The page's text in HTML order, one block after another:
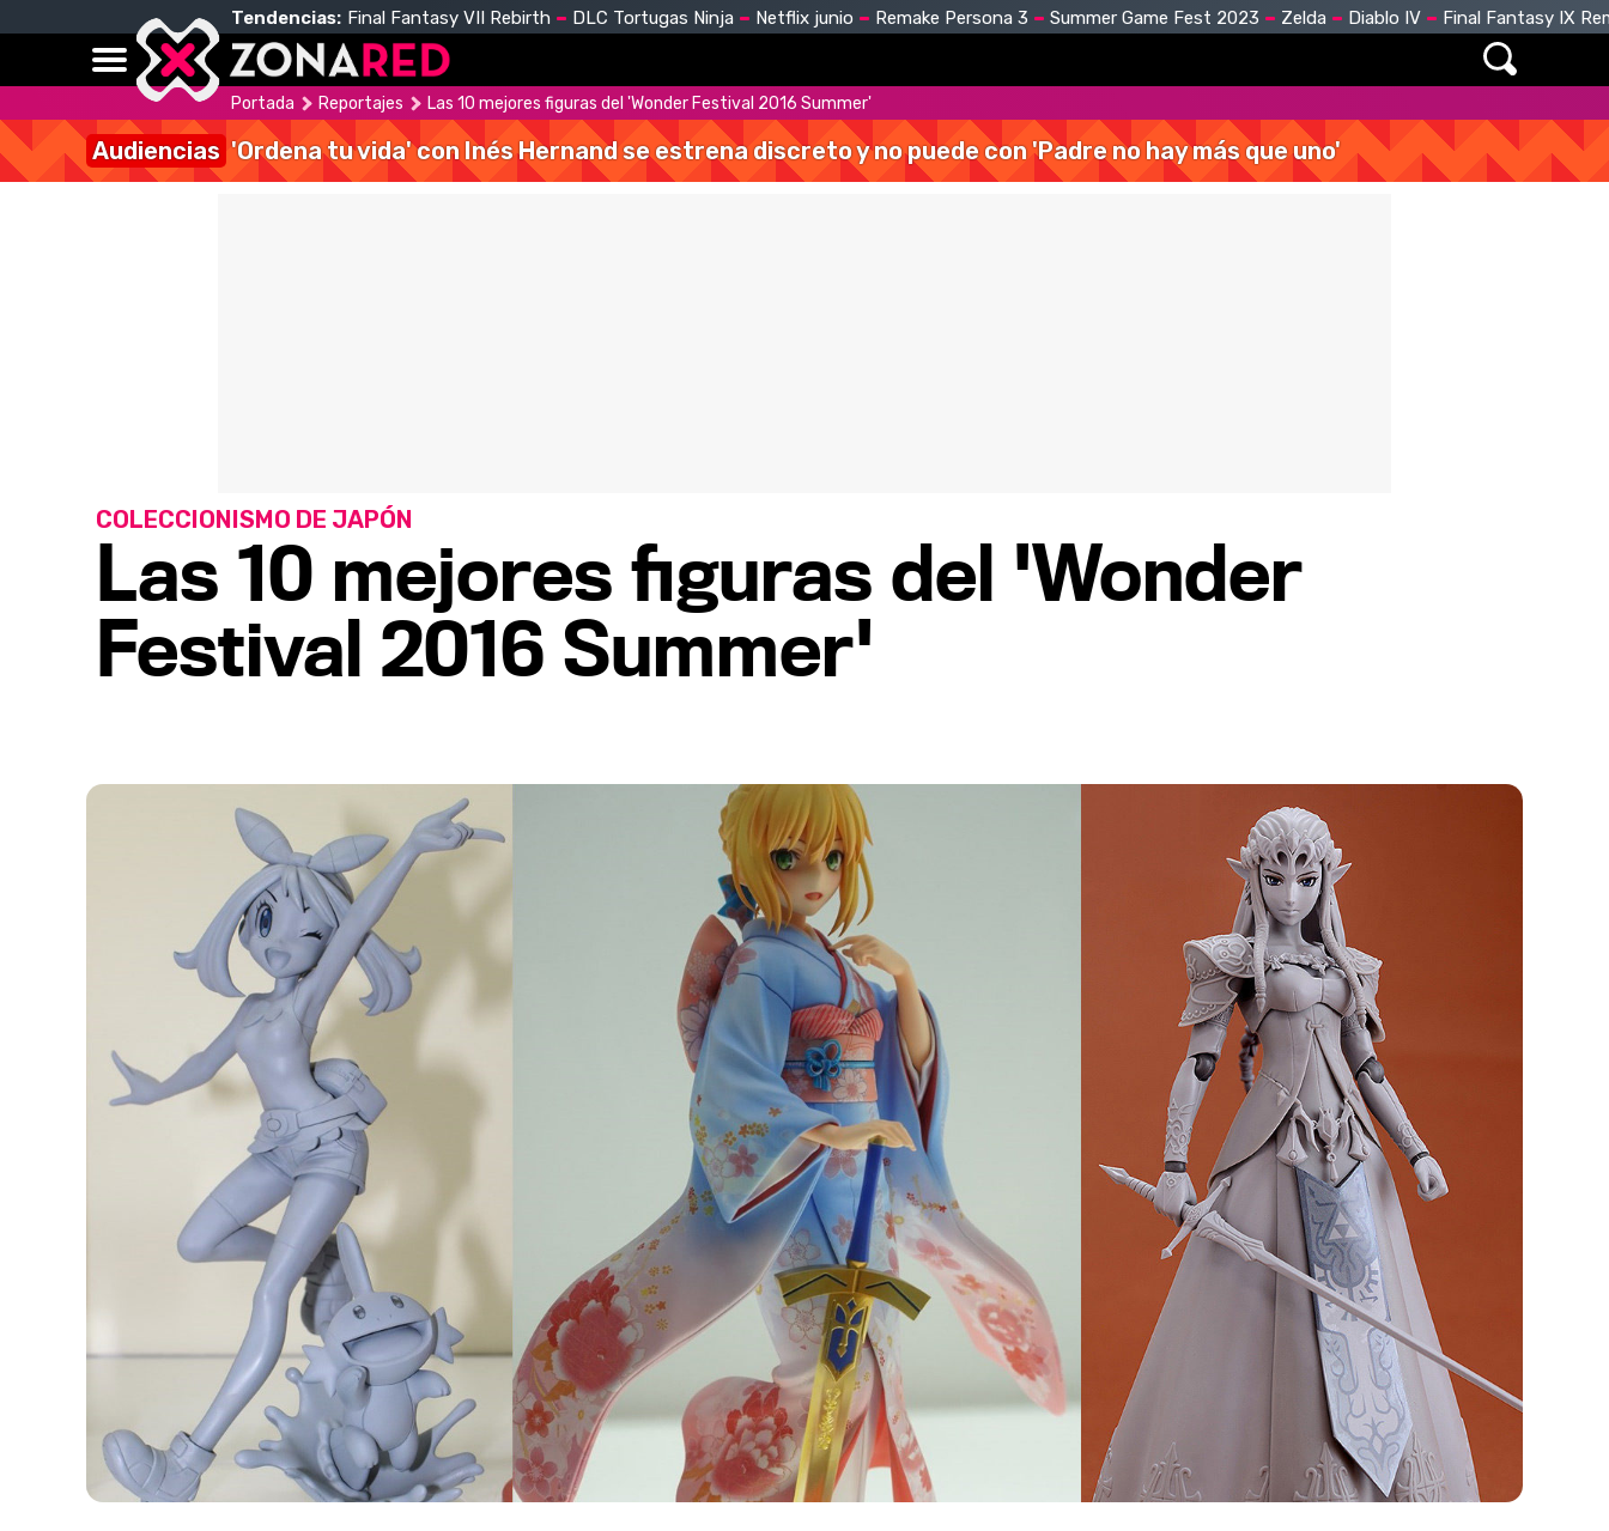
Tendencias: Final Fantasy VII Rebirth DLC Tortugas Ninja Netflix junio Remake Persona 3 Summer Game Fest 2023 Zelda Diablo IV Final Fantasy IX
Portada Reportajes Las 10 mejores figuras del 'Wonder Festival 2016 Summer'
Audiencias 'Ordena tu vida' con Inés Hernand se estrena discreto y no puede con 'Padre no hay más que uno'
Las 10 mejores figuras del 'Wonder
Festival 2016 Summer'
COLECCIONISMO DE JAPÓN